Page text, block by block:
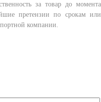
за товар до момента
претензии по срокам или
компании.